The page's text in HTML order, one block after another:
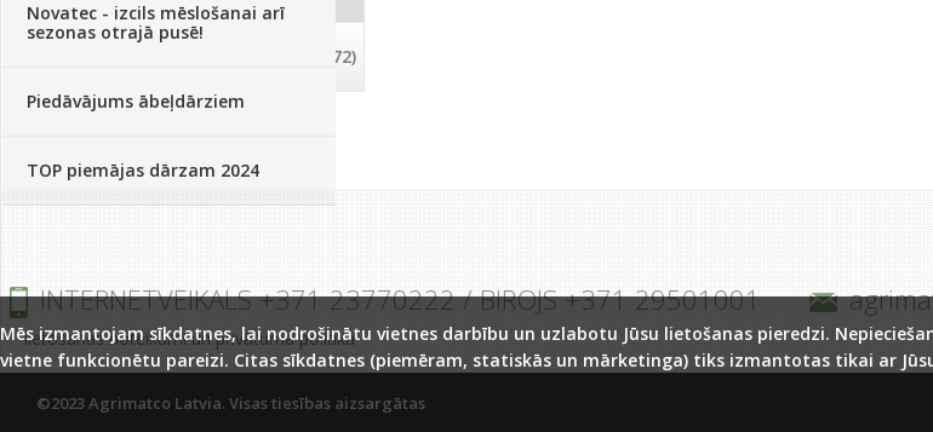
Novatec - izcils mēslošanai arī
sezonas otrajā pusē!
Piedāvājums ābeļdārziem
TOP piemājas dārzam 2024
(72)
INTERNETVEIKALS +371 23770222 / BIROJS +371 29501001
lietošanas noteikumi un privātuma politika
©2023 Agrimatco Latvia. Visas tiesības aizsargātas
Mēs izmantojam sīkdatnes, lai nodrošinātu vietnes darbību un uzlabotu Jūsu lietošanas pieredzi.
vietne funkcionētu pareizi. Citas sīkdatnes (piemēram, statiskās un mārketinga) tiks izmantotas tikai ar